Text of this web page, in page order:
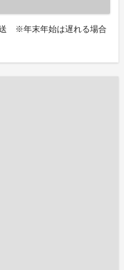
送 ※年末年始は遅れる場合